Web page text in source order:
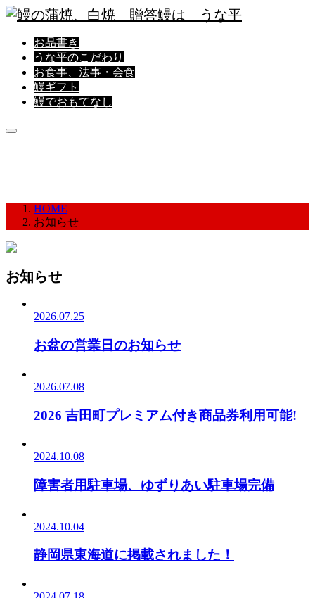
お品書き
うな平のこだわり
お食事、法事・会食
鰻ギフト
鰻でおもてなし
HOME
お知らせ
お知らせ
2026.07.25
お盆の営業日のお知らせ
2026.07.08
2026 吉田町プレミアム付き商品券利用可能!
2024.10.08
障害者用駐車場、ゆずりあい駐車場完備
2024.10.04
静岡県東海道に掲載されました！